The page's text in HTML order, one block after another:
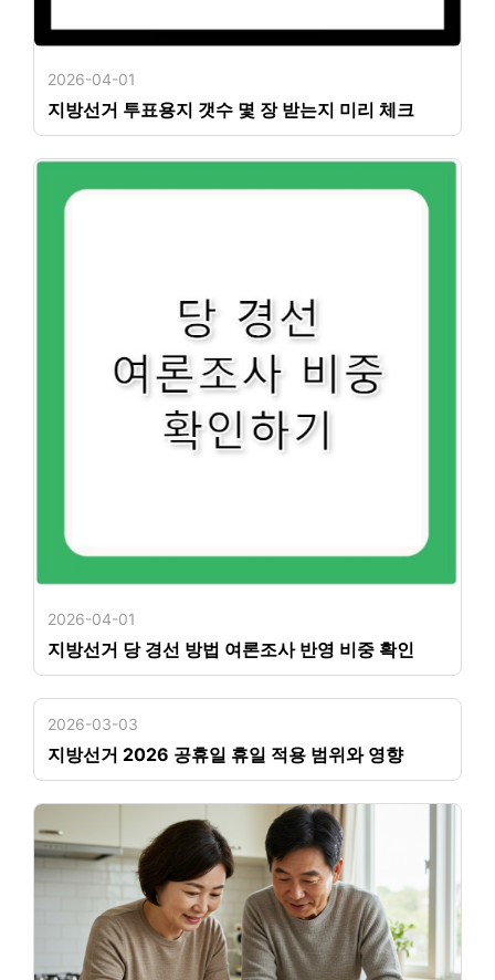
2026-04-01
지방선거 투표용지 갯수 몇 장 받는지 미리 체크
2026-04-01
지방선거 당 경선 방법 여론조사 반영 비중 확인
2026-03-03
지방선거 2026 공휴일 휴일 적용 범위와 영향